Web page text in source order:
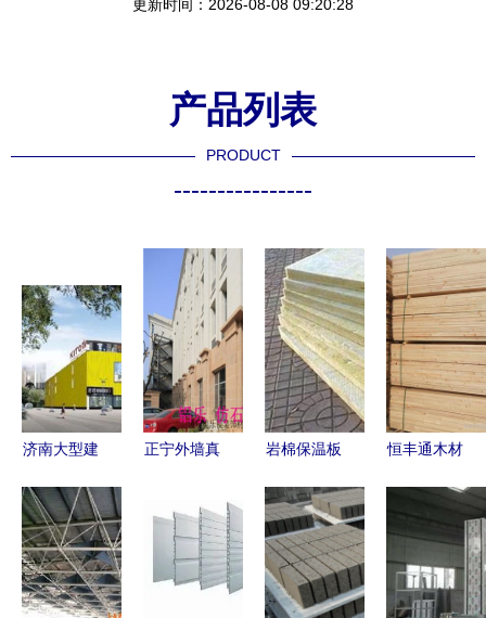
更新时间：2026-08-08 09:20:28
产品列表
PRODUCT
----------------
济南大型建
装修采购必
读
正宁外墙真
出厂价格解
析 铝乐建
材以品质与
岩棉保温板
的 全面解
析建筑材料
选择
恒丰通木材
方图片展示
| 高清图与
细节解析